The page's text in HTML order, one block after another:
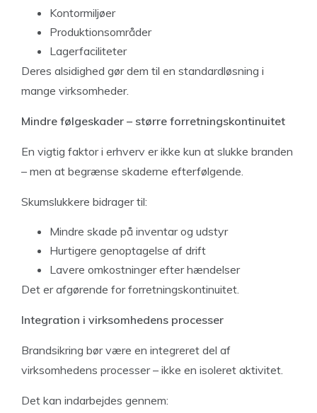
Kontormiljøer
Produktionsområder
Lagerfaciliteter
Deres alsidighed gør dem til en standardløsning i
mange virksomheder.
Mindre følgeskader – større forretningskontinuitet
En vigtig faktor i erhverv er ikke kun at slukke branden
– men at begrænse skaderne efterfølgende.
Skumslukkere bidrager til:
Mindre skade på inventar og udstyr
Hurtigere genoptagelse af drift
Lavere omkostninger efter hændelser
Det er afgørende for forretningskontinuitet.
Integration i virksomhedens processer
Brandsikring bør være en integreret del af
virksomhedens processer – ikke en isoleret aktivitet.
Det kan indarbejdes gennem: